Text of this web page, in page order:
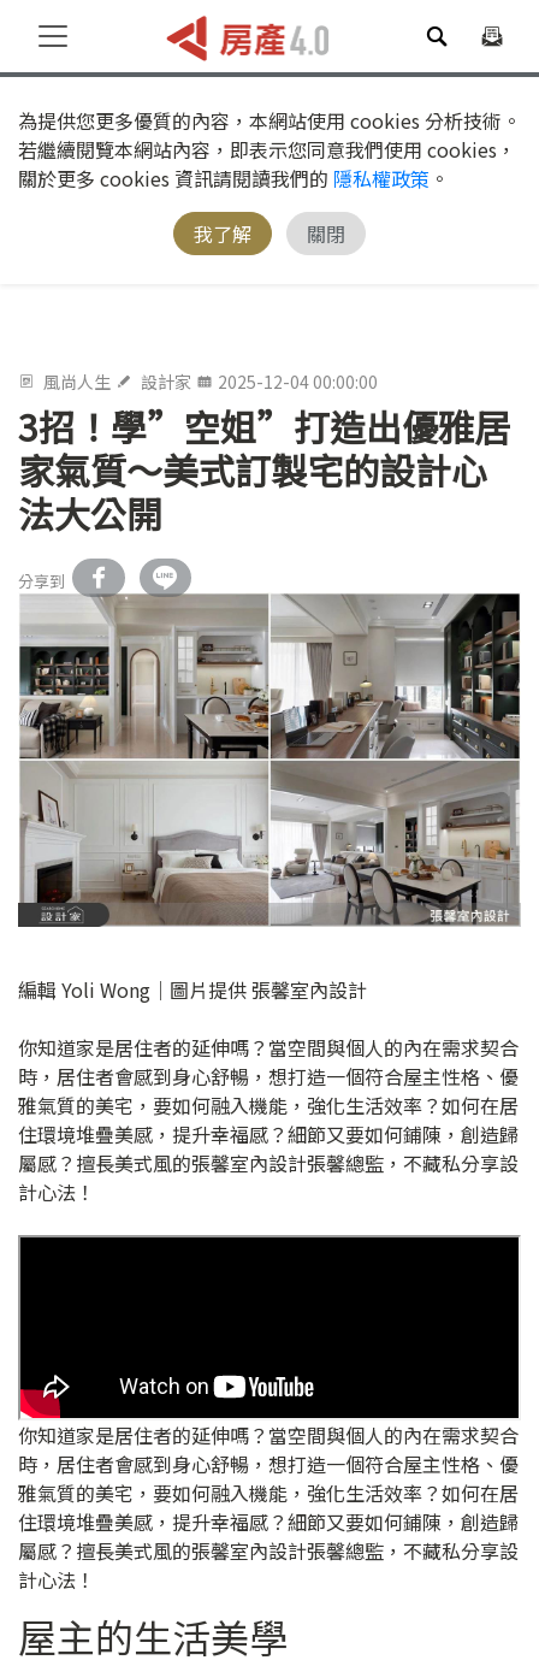
為提供您更多優質的內容，本網站使用 cookies 分析技術。
若繼續閱覽本網站內容，即表示您同意我們使用 cookies，
關於更多 cookies 資訊請閱讀我們的 隱私權政策 。
我了解
關閉
風尚人生 設計家 2025-12-04 00:00:00
3招！學”空姐”打造出優雅居
家氣質～美式訂製宅的設計心
法大公開
分享到
編輯 Yoli Wong｜圖片提供 張馨室內設計
你知道家是居住者的延伸嗎？當空間與個人的內在需求契合
時，居住者會感到身心舒暢，想打造一個符合屋主性格、優
雅氣質的美宅，要如何融入機能，強化生活效率？如何在居
住環境堆疊美感，提升幸福感？細節又要如何鋪陳，創造歸
屬感？擅長美式風的張馨室內設計張馨總監，不藏私分享設
計心法！
你知道家是居住者的延伸嗎？當空間與個人的內在需求契合
時，居住者會感到身心舒暢，想打造一個符合屋主性格、優
雅氣質的美宅，要如何融入機能，強化生活效率？如何在居
住環境堆疊美感，提升幸福感？細節又要如何鋪陳，創造歸
屬感？擅長美式風的張馨室內設計張馨總監，不藏私分享設
計心法！
屋主的生活美學